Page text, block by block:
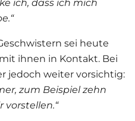
ich, dass ich mich
sei heute
ihnen in Kontakt. Bei
jedoch weiter vorsichtig:
zum Beispiel zehn
vorstellen.“